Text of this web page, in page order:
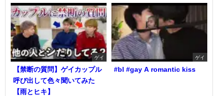
ゲイ
【禁断の質問】ゲイカップル
呼び出して色々聞いてみた
【雨とヒキ】
ゲイ
#bl #gay A romantic kiss